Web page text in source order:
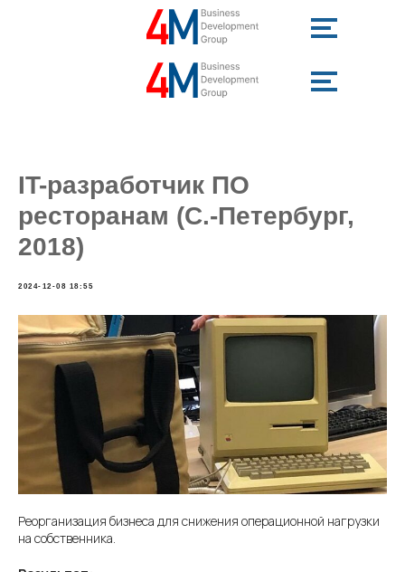
IT-разработчик ПО
ресторанам (С.-Петербург,
2018)
2024-12-08 18:55
Реорганизация бизнеса для снижения операционной нагрузки
на собственника.